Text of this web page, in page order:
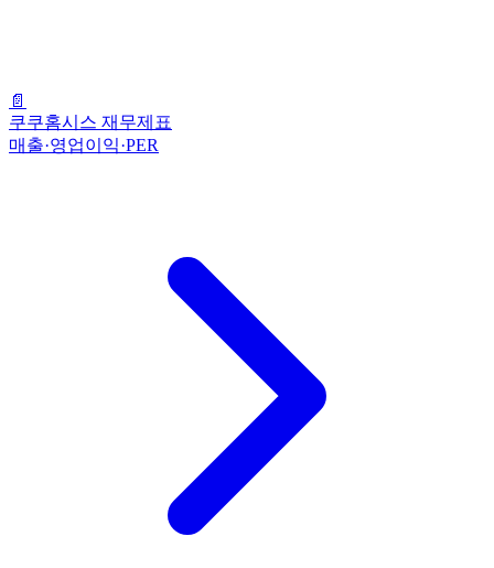
📄
쿠쿠홈시스 재무제표
매출·영업이익·PER